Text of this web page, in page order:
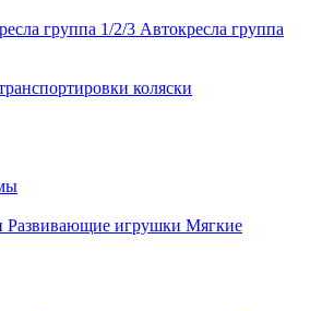
группа 1/2/3 Автокресла группа
коляски
Развивающие игрушки Мягкие